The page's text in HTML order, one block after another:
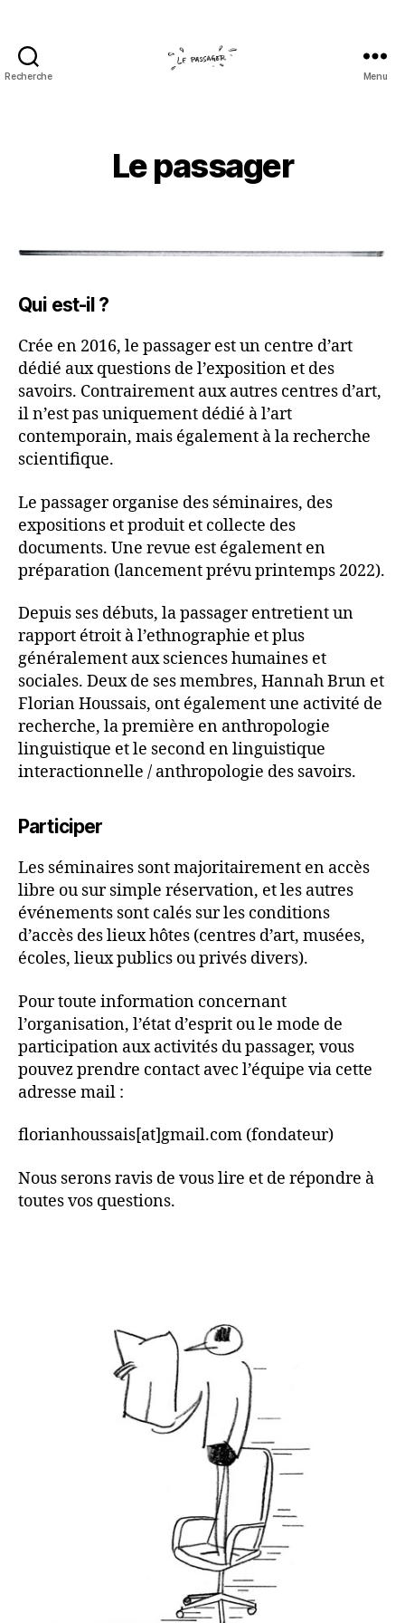
Recherche Menu
Le passager
Qui est-il ?
Crée en 2016, le passager est un centre d’art
dédié aux questions de l’exposition et des
savoirs. Contrairement aux autres centres d’art,
il n’est pas uniquement dédié à l’art
contemporain, mais également à la recherche
scientifique.
Le passager organise des séminaires, des
expositions et produit et collecte des
documents. Une revue est également en
préparation (lancement prévu printemps 2022).
Depuis ses débuts, la passager entretient un
rapport étroit à l’ethnographie et plus
généralement aux sciences humaines et
sociales. Deux de ses membres, Hannah Brun et
Florian Houssais, ont également une activité de
recherche, la première en anthropologie
linguistique et le second en linguistique
interactionnelle / anthropologie des savoirs.
Participer
Les séminaires sont majoritairement en accès
libre ou sur simple réservation, et les autres
événements sont calés sur les conditions
d’accès des lieux hôtes (centres d’art, musées,
écoles, lieux publics ou privés divers).
Pour toute information concernant
l’organisation, l’état d’esprit ou le mode de
participation aux activités du passager, vous
pouvez prendre contact avec l’équipe via cette
adresse mail :
florianhoussais[at]gmail.com (fondateur)
Nous serons ravis de vous lire et de répondre à
toutes vos questions.